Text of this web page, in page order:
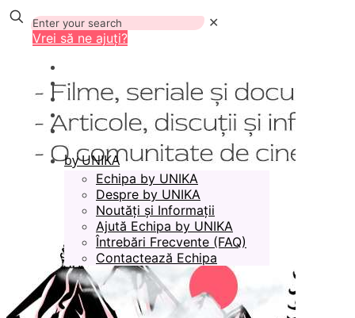
✕
Vrei să ne ajuți?
by UNIKA
Echipa by UNIKA
Despre by UNIKA
Noutăți și Informații
Ajută Echipa by UNIKA
Întrebări Frecvente (FAQ)
Contactează Echipa